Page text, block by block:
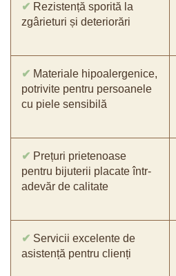
✔ Rezistență sporită la
zgârieturi și deteriorări
✔ Materiale hipoalergenice,
potrivite pentru persoanele
cu piele sensibilă
✔ Prețuri prietenoase
pentru bijuterii placate într-
adevăr de calitate
✔ Servicii excelente de
asistență pentru clienți